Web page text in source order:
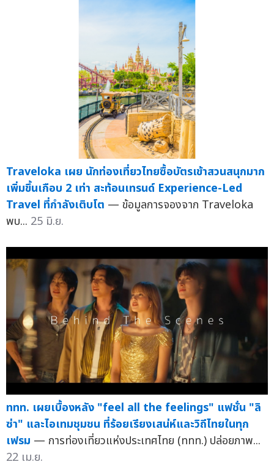
Traveloka เผย นักท่องเที่ยวไทยซื้อบัตรเข้าสวนสนุกมาก
เพิ่มขึ้นเกือบ 2 เท่า สะท้อนเทรนด์ Experience-Led
Travel ที่กำลังเติบโต — ข้อมูลการจองจาก Traveloka
พบ... 25 มิ.ย.
ททท. เผยเบื้องหลัง "feel all the feelings" แฟชั่น "ลิ
ซ่า" และไอเทมชุมชน ที่ร้อยเรียงเสน่ห์และวิถีไทยในทุก
เฟรม — การท่องเที่ยวแห่งประเทศไทย (ททท.) ปล่อยภาพ...
22 เม.ย.